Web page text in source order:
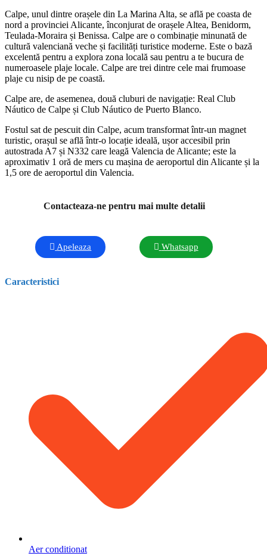
Calpe, unul dintre orașele din La Marina Alta, se află pe coasta de
nord a provinciei Alicante, înconjurat de orașele Altea, Benidorm,
Teulada-Moraira și Benissa. Calpe are o combinație minunată de
cultură valenciană veche și facilități turistice moderne. Este o bază
excelentă pentru a explora zona locală sau pentru a te bucura de
numeroasele plaje locale. Calpe are trei dintre cele mai frumoase
plaje cu nisip de pe coastă.
Calpe are, de asemenea, două cluburi de navigație: Real Club
Náutico de Calpe și Club Náutico de Puerto Blanco.
Fostul sat de pescuit din Calpe, acum transformat într-un magnet
turistic, orașul se află într-o locație ideală, ușor accesibil prin
autostrada A7 și N332 care leagă Valencia de Alicante; este la
aproximativ 1 oră de mers cu mașina de aeroportul din Alicante și la
1,5 ore de aeroportul din Valencia.
Contacteaza-ne pentru mai multe detalii
Apeleaza Whatsapp
Caracteristici
Aer conditionat